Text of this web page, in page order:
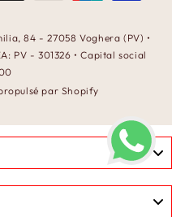
84 - 27058 Voghera (PV) •
PV - 301326 • Capital social
par Shopify